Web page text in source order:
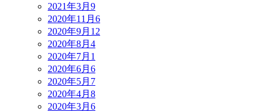
2021年3月 9
2020年11月 6
2020年9月 12
2020年8月 4
2020年7月 1
2020年6月 6
2020年5月 7
2020年4月 8
2020年3月 6